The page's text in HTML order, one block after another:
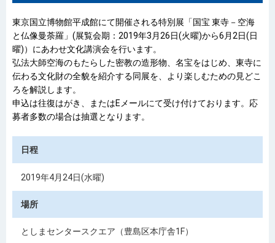
東京国立博物館平成館にて開催される特別展「国宝 東寺－空海
と仏像曼荼羅」(展覧会期：2019年3月26日(火曜)から6月2日(日
曜)）にあわせ文化講演会を行います。
弘法大師空海のもたらした密教の造形物、名宝をはじめ、東寺に
伝わる文化財の全貌を紹介する同展を、より楽しむための見どこ
ろを解説します。
申込は往復はがき、またはEメールにて受け付けております。応
募者多数の場合は抽選となります。
日程
2019年4月24日(水曜)
場所
としまセンタースクエア（豊島区本庁舎1F）